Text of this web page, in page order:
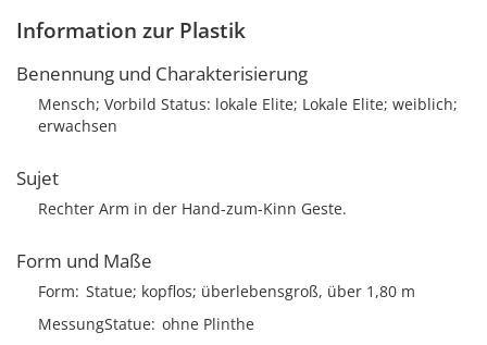
Information zur Plastik
Benennung und Charakterisierung
Mensch; Vorbild Status: lokale Elite; Lokale Elite; weiblich;
erwachsen
Sujet
Rechter Arm in der Hand-zum-Kinn Geste.
Form und Maße
Form Statue; kopflos; überlebensgroß, über 1,80 m
MessungStatue ohne Plinthe